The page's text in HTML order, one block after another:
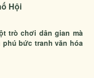
Hội
trò chơi dân gian mà
bức tranh văn hóa